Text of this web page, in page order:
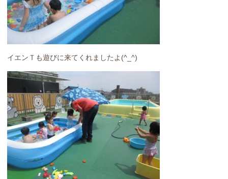
イエンＴも遊びに来てくれましたよ(^_^)